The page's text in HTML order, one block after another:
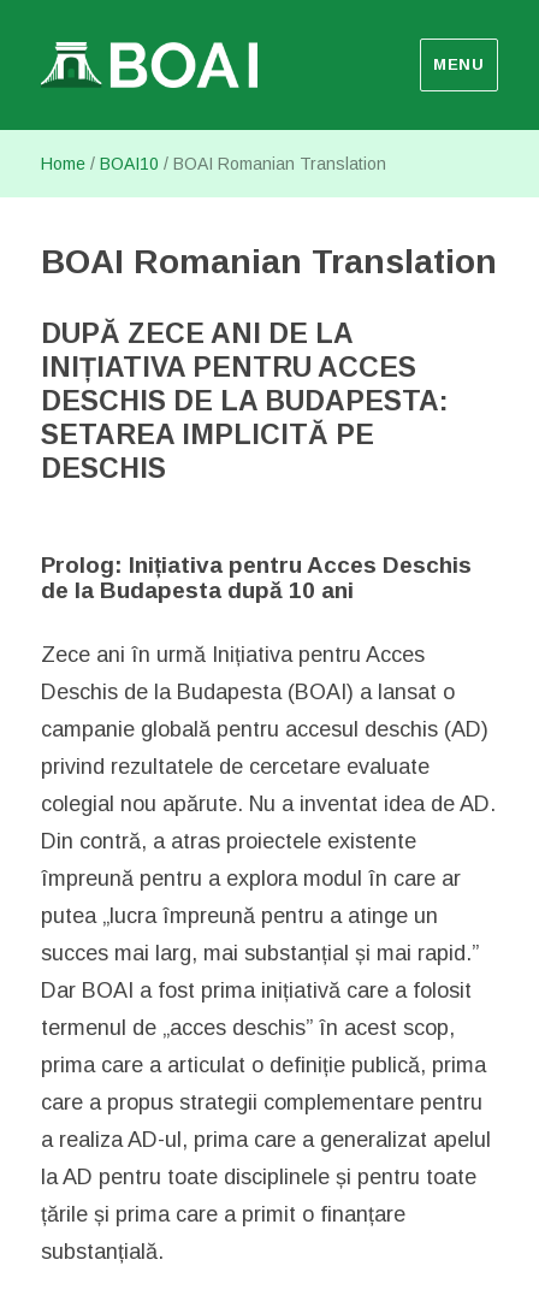
MENU
Home/BOAI10 /BOAI Romanian Translation
BOAI Romanian Translation
DUPĂ ZECE ANI DE LA
INIȚIATIVA PENTRU ACCES
DESCHIS DE LA BUDAPESTA:
SETAREA IMPLICITĂ PE
DESCHIS
Prolog: Inițiativa pentru Acces Deschis
de la Budapesta după 10 ani
Zece ani în urmă Inițiativa pentru Acces
Deschis de la Budapesta (BOAI) a lansat o
campanie globală pentru accesul deschis (AD)
privind rezultatele de cercetare evaluate
colegial nou apărute. Nu a inventat idea de AD.
Din contră, a atras proiectele existente
împreună pentru a explora modul în care ar
putea „lucra împreună pentru a atinge un
succes mai larg, mai substanțial și mai rapid.”
Dar BOAI a fost prima inițiativă care a folosit
termenul de „acces deschis” în acest scop,
prima care a articulat o definiție publică, prima
care a propus strategii complementare pentru
a realiza AD-ul, prima care a generalizat apelul
la AD pentru toate disciplinele și pentru toate
țările și prima care a primit o finanțare
substanțială.